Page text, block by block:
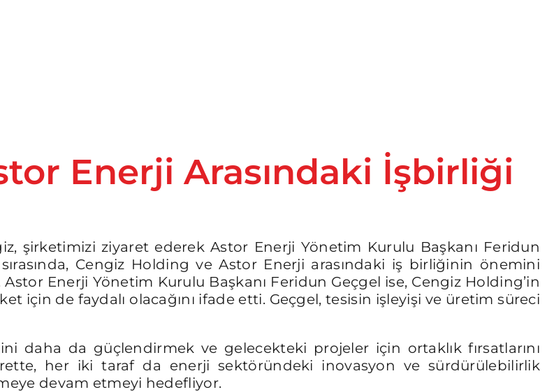
Enerji Arasındaki İşbirliği
şirketimizi ziyaret ederek Astor Enerji Yönetim Kurulu Başkanı Feridun
Cengiz Holding ve Astor Enerji arasındaki iş birliğinin önemini
Enerji Yönetim Kurulu Başkanı Feridun Geçgel ise, Cengiz Holding’in
için de faydalı olacağını ifade etti. Geçgel, tesisin işleyişi ve üretim süreci
daha da güçlendirmek ve gelecekteki projeler için ortaklık fırsatlarını
her iki taraf da enerji sektöründeki inovasyon ve sürdürülebilirlik
devam etmeyi hedefliyor.